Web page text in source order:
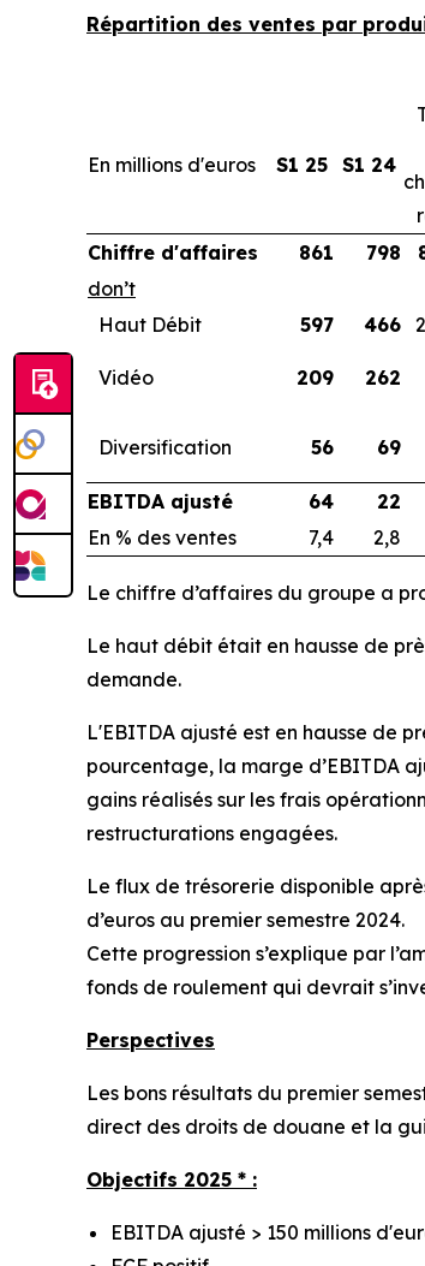
Répartition des ventes par
En millions d'euros S1 25 S1 24
Chiffre d'affaires 861 798
don’t
Haut Débit
597 466
Vidéo 209 262
Diversification 56 69
EBITDA ajusté 64 22
En % des ventes
7,4 2,8
Le chiffre d’affaires du groupe a
Le haut débit était en hausse de
demande.
L'EBITDA ajusté est en hausse de
pourcentage, la marge d’EBITDA
gains réalisés sur les frais
restructurations engagées.
Le flux de trésorerie disponible
d’euros au premier semestre 2024.
Cette progression s’explique par
fonds de roulement qui devrait
Perspectives
Les bons résultats du premier
direct des droits de douane et la
Objectifs 2025 * :
EBITDA ajusté > 150 millions